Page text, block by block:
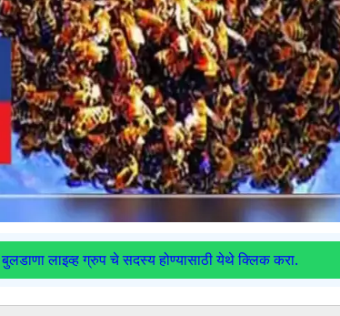
बुलडाणा लाइव्ह ग्रुप चे सदस्य होण्यासाठी येथे क्लिक करा.